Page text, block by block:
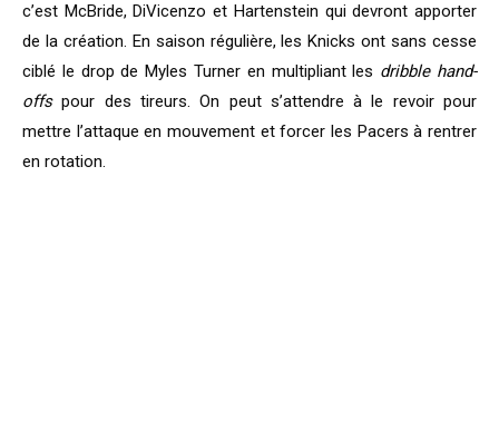
c’est McBride, DiVicenzo et Hartenstein qui devront apporter
de la création. En saison régulière, les Knicks ont sans cesse
ciblé le drop de Myles Turner en multipliant les dribble hand-
offspour des tireurs. On peut s’attendre à le revoir pour
mettre l’attaque en mouvement et forcer les Pacers à rentrer
en rotation.